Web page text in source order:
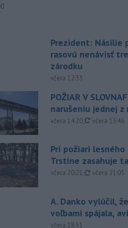
Prezident: Násilie
rasovú nenávisť
zárodku
včera 12:33
POŽIAR V
narušeniu jednej z
včera 14:20, aktualizované
včera 15:46
Pri požiari
Trstíne zasahuje
včera 20:21, aktualizované
včera 21:05
A. Danko vylúčil,
voľbami spájala,
včera 18:51